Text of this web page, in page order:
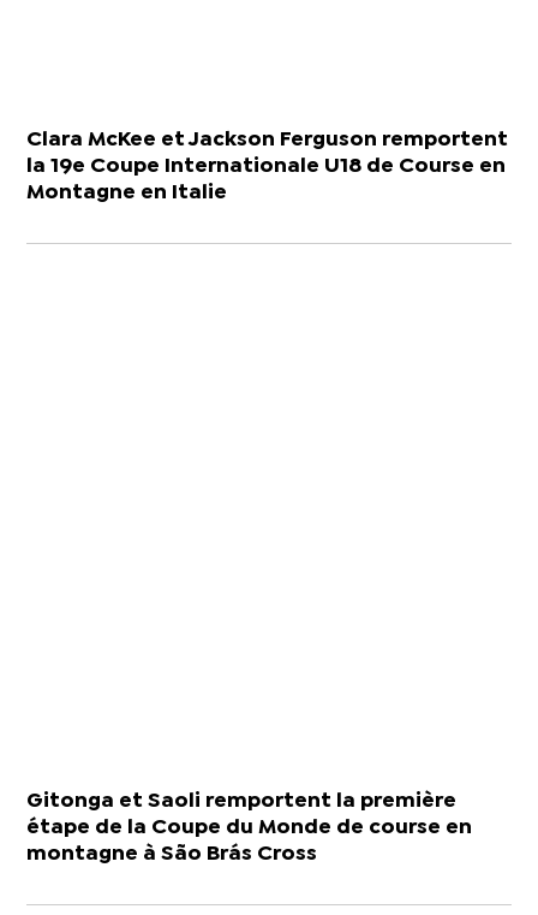
Clara McKee et Jackson Ferguson remportent
la 19e Coupe Internationale U18 de Course en
Montagne en Italie
Gitonga et Saoli remportent la première
étape de la Coupe du Monde de course en
montagne à São Brás Cross